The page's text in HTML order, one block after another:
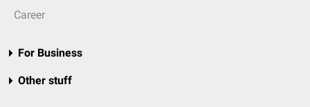
Career
For Business
Other stuff